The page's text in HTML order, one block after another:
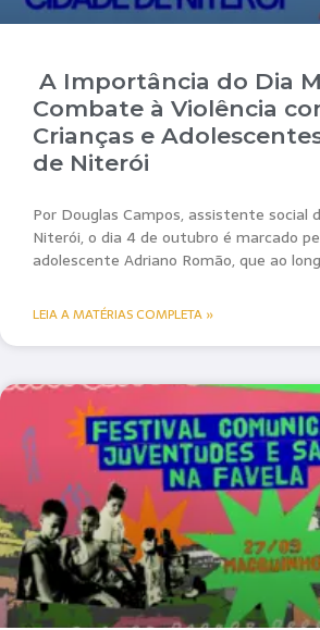
A Importância do Dia
Combate à Violência
Crianças e
de Niterói
Por Douglas Campos, assistente social
Niterói, o dia 4 de outubro é marcado
adolescente Adriano Romão, que ao
LEIA A MATÉRIAS COMPLETA »